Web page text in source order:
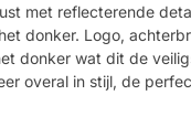
met reflecterende
donker. Logo,
donker wat dit de
overal in stijl, de